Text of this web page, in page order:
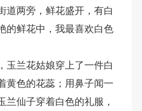
道两旁，鲜花盛开，有白
的鲜花中，我最喜欢白色
玉兰花姑娘穿上了一件白
黄色的花蕊；用鼻子闻一
仙子穿着白色的礼服，